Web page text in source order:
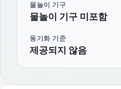
물놀이 기구
물놀이 기구 미포함
동기화 기준
제공되지 않음